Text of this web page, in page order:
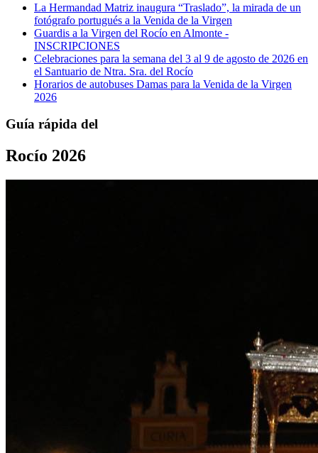
La Hermandad Matriz inaugura “Traslado”, la mirada de un
fotógrafo portugués a la Venida de la Virgen
Guardis a la Virgen del Rocío en Almonte -
INSCRIPCIONES
Celebraciones para la semana del 3 al 9 de agosto de 2026 en
el Santuario de Ntra. Sra. del Rocío
Horarios de autobuses Damas para la Venida de la Virgen
2026
Guía rápida del
Rocío 2026